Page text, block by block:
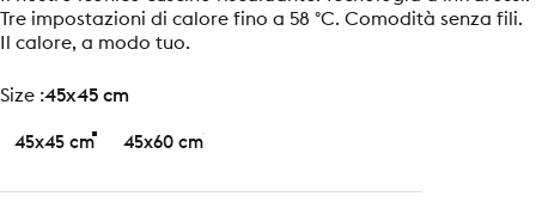
Tre impostazioni di calore fino a 58 °C. Comodità senza fili.
Il calore, a modo tuo.
size
Size :45x45 cm
45x45 cm 45x60 cm